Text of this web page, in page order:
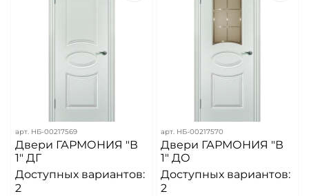
арт. НБ-00217569
Двери ГАРМОНИЯ "В
1" ДГ
Доступных вариантов:
2
арт. НБ-00217570
Двери ГАРМОНИЯ "В
1" ДО
Доступных вариантов:
2